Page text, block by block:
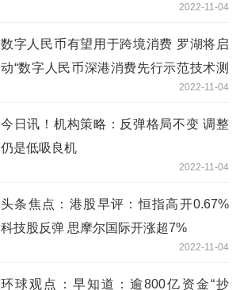
2022-11-04
数字人民币有望用于跨境消费 罗湖将启
动“数字人民币深港消费先行示范技术测
2022-11-04
今日讯！机构策略：反弹格局不变 调整
仍是低吸良机
2022-11-04
头条焦点：港股早评：恒指高开0.67%
科技股反弹 思摩尔国际开涨超7%
2022-11-04
环球观点：早知道：逾800亿资金“抄